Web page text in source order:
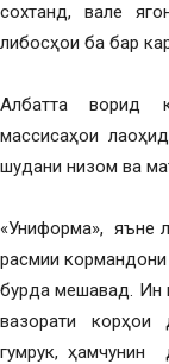
сохтанд, вале
либосҳои ба бар
Албатта ворид
массисаҳои
шудани низом ва
«Униформа», яъне
расмии
бурда мешавад. Ин
вазорати корҳои
гумрук, ҳамчунин